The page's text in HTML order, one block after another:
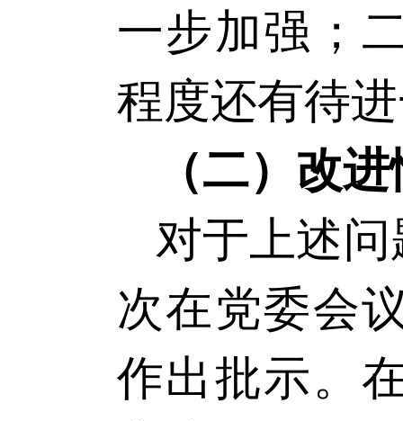
一步加强；
程度还有待
（二）改
对于上述
次在党委会
作出批示。